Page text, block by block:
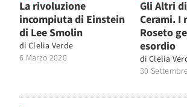
La rivoluzione
incompiuta di Einstein
di Lee Smolin
di Clelia Verde
6 Marzo 2020
Gli Altri
Cerami. I
Roseto
esordio
di Clelia
30